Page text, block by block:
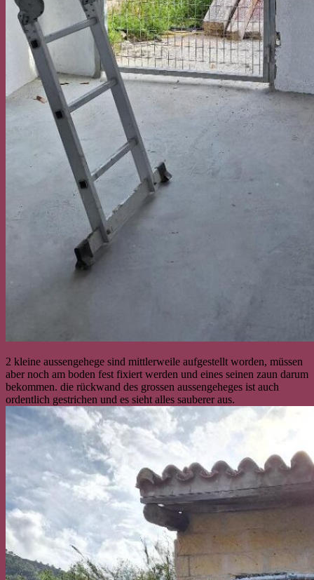
2 kleine aussengehege sind mittlerweile aufgestellt worden, müssen
aber noch am boden fest fixiert werden und eines seinen zaun darum
bekommen. die rückwand des grossen aussengeheges ist auch
ordentlich gestrichen und es sieht alles sauberer aus.